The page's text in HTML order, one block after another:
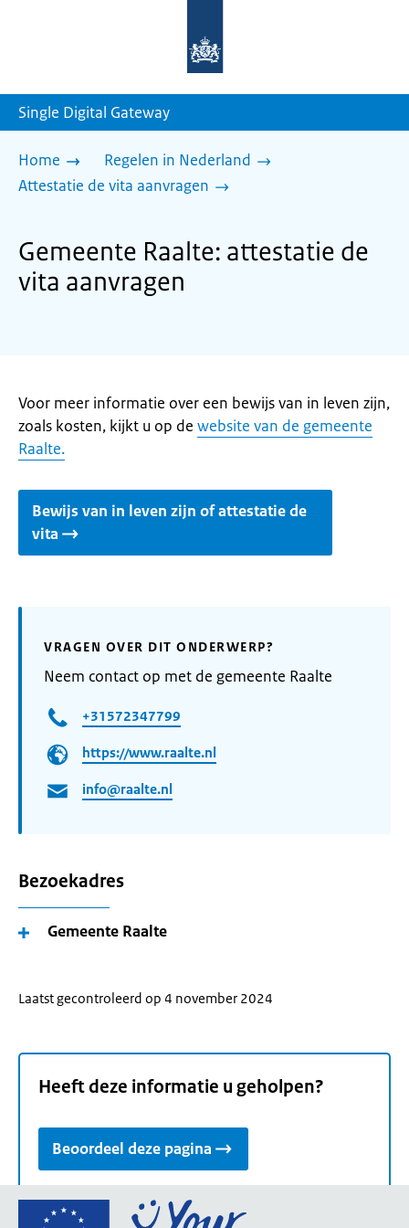
homepage
Single Digital Gateway
Home
Regelen in Nederland
Attestatie de vita aanvragen
Gemeente Raalte: attestatie de
vita aanvragen
Voor meer informatie over een bewijs van in leven zijn,
zoals kosten, kijkt u op de website van de gemeente
Raalte.
Bewijs van in leven zijn of attestatie de
vita
VRAGEN OVER DIT ONDERWERP?
Neem contact op met de gemeente Raalte
+31572347799
https://www.raalte.nl
info@raalte.nl
Bezoekadres
Gemeente Raalte
Laatst gecontroleerd op 4 november 2024
Heeft deze informatie u geholpen?
Beoordeel deze pagina
Ga